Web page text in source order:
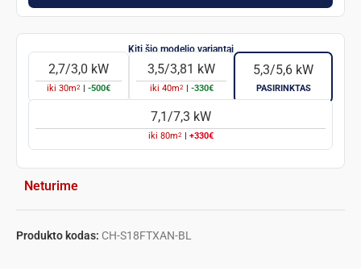
2,7/3,0 kW
iki 30m2 -500€
3,5/3,81 kW
iki 40m2 -330€
5,3/5,6 kW
PASIRINKTAS
7,1/7,3 kW
iki 80m2 +330€
Neturime
Produkto kodas: CH-S18FTXAN-BL